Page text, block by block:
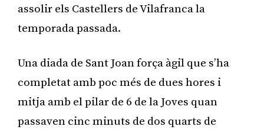
assolir els Castellers de Vilafranca la
temporada passada.
Una diada de Sant Joan força àgil que s’ha
completat amb poc més de dues hores i
mitja amb el pilar de 6 de la Joves quan
passaven cinc minuts de dos quarts de